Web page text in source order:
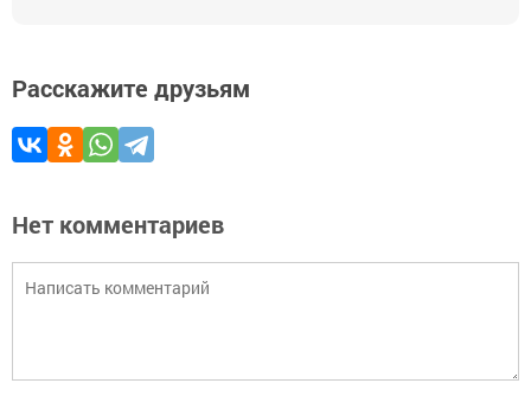
Расскажите друзьям
Нет комментариев